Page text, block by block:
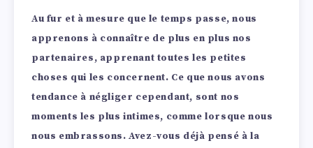
Au fur et à mesure que le temps passe, nous
apprenons à connaître de plus en plus nos
partenaires, apprenant toutes les petites
choses qui les concernent. Ce que nous avons
tendance à négliger cependant, sont nos
moments les plus intimes, comme lorsque nous
nous embrassons. Avez-vous déjà pensé à la